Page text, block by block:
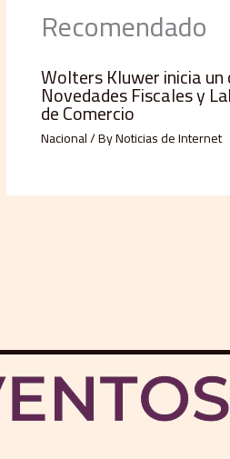
Recomendado
Wolters Kluwer inicia un
Novedades Fiscales y
de Comercio
Nacional/ ByNoticias de Internet